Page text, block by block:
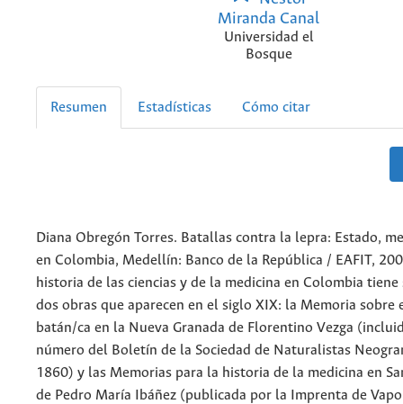
Miranda Canal
Universidad el
Bosque
Resumen Estadísticas Cómo citar
Diana Obregón Torres. Batallas contra la lepra: Estado,
en Colombia, Medellín: Banco de la República / EAFIT,
historia de las ciencias y de la medicina en Colombia tiene
dos obras que aparecen en el siglo XIX: la Memoria sobre
batán/ca en la Nueva Granada de Florentino Vezga
número del Boletín de la Sociedad de Naturalistas
1860) y las Memorias para la historia de la medicina en
de Pedro María Ibáñez (publicada por la Imprenta de